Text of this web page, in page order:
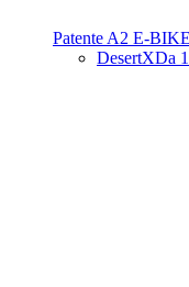
Patente A2 E-BIKE
DesertXDa